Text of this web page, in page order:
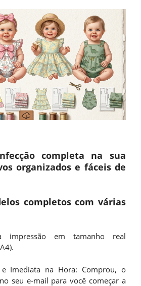
completa na sua
organizados e fáceis de
completos com várias
impressão em tamanho real
e Imediata na Hora: Comprou, o
seu e-mail para você começar a